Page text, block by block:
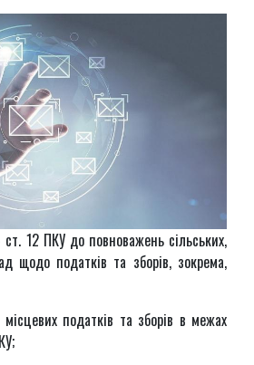
12 ПКУ до повноважень сільських,
щодо податків та зборів, зокрема,
податків та зборів в межах